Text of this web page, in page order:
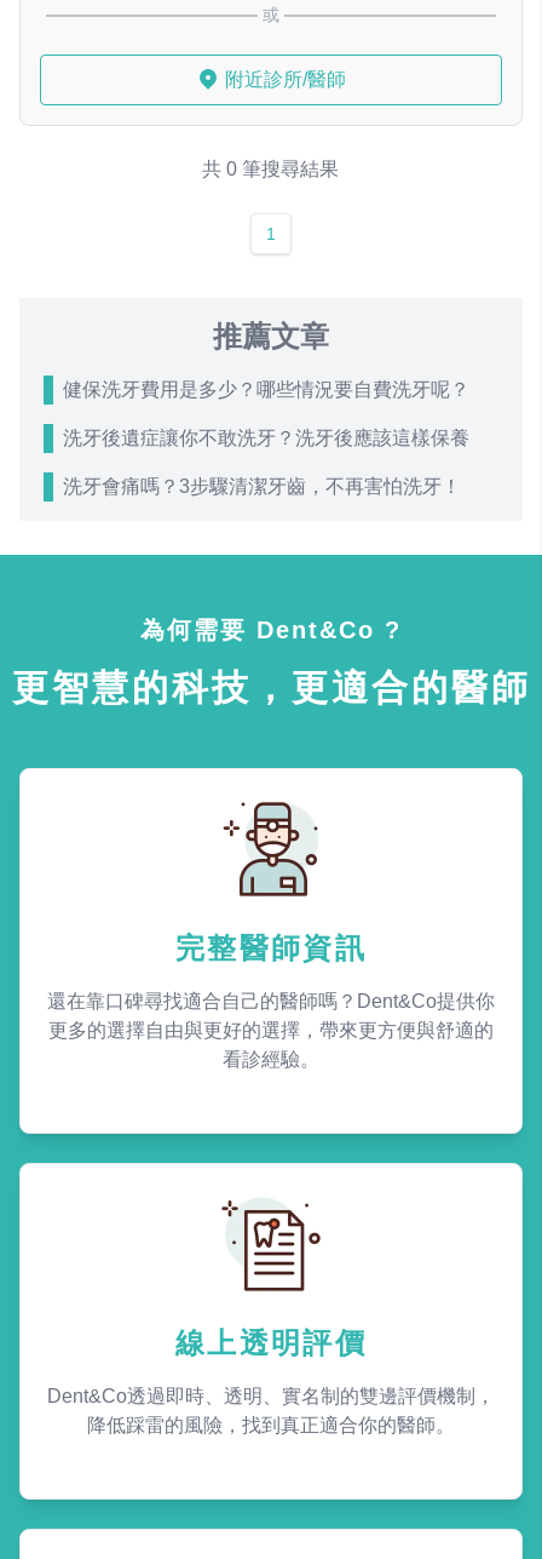
或
附近診所/醫師
共 0 筆搜尋結果
1
推薦文章
健保洗牙費用是多少？哪些情況要自費洗牙呢？
洗牙後遺症讓你不敢洗牙？洗牙後應該這樣保養
洗牙會痛嗎？3步驟清潔牙齒，不再害怕洗牙！
為何需要 Dent&Co ?
更智慧的科技，更適合的醫師
完整醫師資訊
還在靠口碑尋找適合自己的醫師嗎？Dent&Co提供你
更多的選擇自由與更好的選擇，帶來更方便與舒適的
看診經驗。
線上透明評價
Dent&Co透過即時、透明、實名制的雙邊評價機制，
降低踩雷的風險，找到真正適合你的醫師。